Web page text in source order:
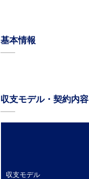
基本情報
収支モデル・契約内容
収支モデル